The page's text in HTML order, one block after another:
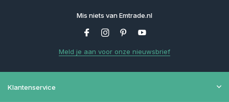
Mis niets van Emtrade.nl
Meld je aan voor onze nieuwsbrief
Klantenservice